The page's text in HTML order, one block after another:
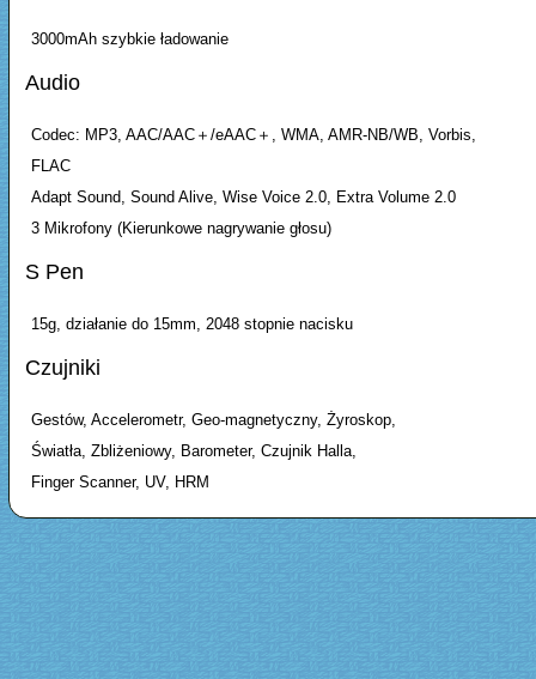
3000mAh szybkie ładowanie
Audio
Codec: MP3, AAC/AAC＋/eAAC＋, WMA, AMR-NB/WB, Vorbis,
FLAC
Adapt Sound, Sound Alive, Wise Voice 2.0, Extra Volume 2.0
3 Mikrofony (Kierunkowe nagrywanie głosu)
S Pen
15g, działanie do 15mm, 2048 stopnie nacisku
Czujniki
Gestów, Accelerometr, Geo-magnetyczny, Żyroskop,
Światła, Zbliżeniowy, Barometer, Czujnik Halla,
Finger Scanner, UV, HRM